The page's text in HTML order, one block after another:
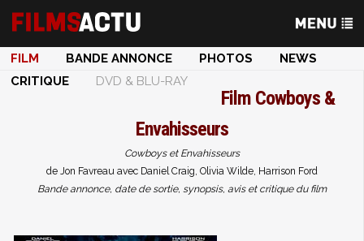
FILM BANDE ANNONCE PHOTOS
NEWS
CRITIQUE
DVD & BLU-RAY
Film Cowboys &
Envahisseurs
Cowboys et Envahisseurs
de Jon Favreau avec Daniel Craig, Olivia Wilde, Harrison Ford
Bande annonce, date de sortie, synopsis, avis et critique du film